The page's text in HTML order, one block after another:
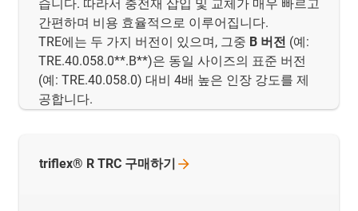
습니다. 따라서 충전재 삽입 및 교체가 매우 빠르고
간편하며 비용 효율적으로 이루어집니다.
TRE에는 두 가지 버전이 있으며, 그중 B 버전 (예:
TRE.40.058.0**.B**)은 동일 사이즈의 표준 버전
(예: TRE.40.058.0) 대비 4배 높은 인장 강도를 제
공합니다.
triflex® R TRC 구매하기